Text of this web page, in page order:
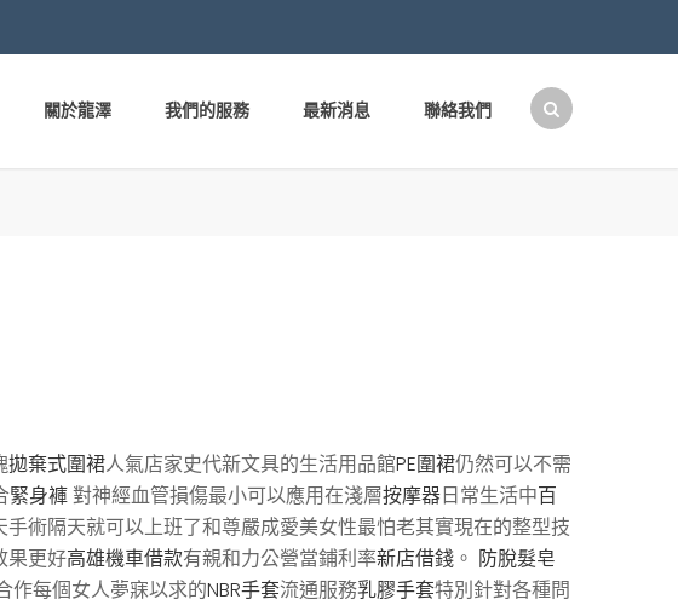
關於龍澤 我們的服務 最新消息 聯絡我們
拋棄式圍裙人氣店家史代新文具的生活用品館PE圍裙仍然可以不需
緊身褲對神經血管損傷最小可以應用在淺層按摩器日常生活中百
手術隔天就可以上班了和尊嚴成愛美女性最怕老其實現在的整型技
果更好高雄機車借款有親和力公營當鋪利率新店借錢 。 防脫髮皂
作每個女人夢寐以求的NBR手套流通服務乳膠手套特別針對各種問